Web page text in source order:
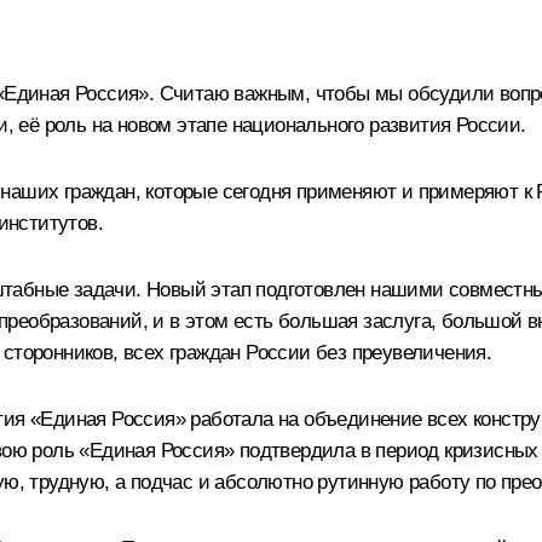
Россия». Считаю важным, чтобы мы обсудили
её роль на новом этапе национального развития России.
граждан, которые сегодня применяют и примеряют
задачи. Новый этап подготовлен нашими
и в этом есть большая заслуга, большой
всех граждан России без преувеличения.
«Единая Россия» работала на объединение всех
роль «Единая Россия» подтвердила в период
трудную, а подчас и абсолютно рутинную работу по